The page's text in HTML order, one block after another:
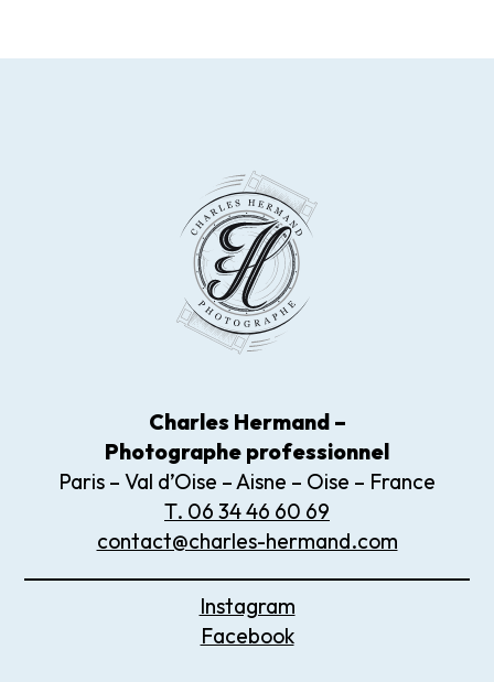
Charles Hermand –
Photographe professionnel
Paris – Val d’Oise – Aisne – Oise – France
T. 06 34 46 60 69
contact@charles-hermand.com
Instagram
Facebook